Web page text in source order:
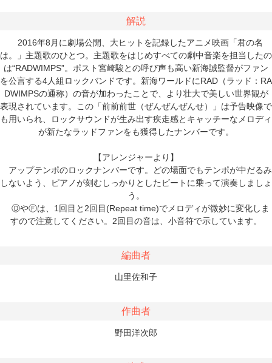
解説
2016年8月に劇場公開、大ヒットを記録したアニメ映画「君の名
は。」主題歌のひとつ。主題歌をはじめすべての劇中音楽を担当したの
は“RADWIMPS”。ポスト宮崎駿との呼び声も高い新海誠監督がファン
を公言する4人組ロックバンドです。新海ワールドにRAD（ラッド：RA
DWIMPSの通称）の音が加わったことで、より壮大で美しい世界観が
表現されています。この「前前前世（ぜんぜんぜんせ）」は予告映像で
も用いられ、ロックサウンドが生み出す疾走感とキャッチーなメロディ
が新たなラッドファンをも獲得したナンバーです。
【アレンジャーより】
アップテンポのロックナンバーです。どの場面でもテンポが中だるみ
しないよう、ピアノが刻むしっかりとしたビートに乗って演奏しましょ
う。
ⒹやⒻは、1回目と2回目(Repeat time)でメロディが微妙に変化しま
すので注意してください。2回目の音は、小音符で示しています。
編曲者
山里佐和子
作曲者
野田洋次郎